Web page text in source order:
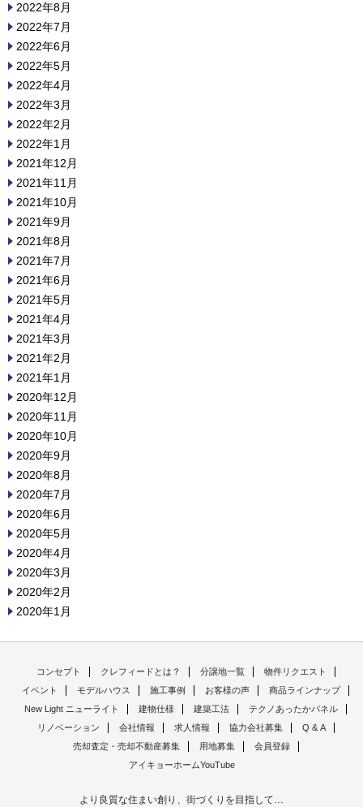
2022年8月
2022年7月
2022年6月
2022年5月
2022年4月
2022年3月
2022年2月
2022年1月
2021年12月
2021年11月
2021年10月
2021年9月
2021年8月
2021年7月
2021年6月
2021年5月
2021年4月
2021年3月
2021年2月
2021年1月
2020年12月
2020年11月
2020年10月
2020年9月
2020年8月
2020年7月
2020年6月
2020年5月
2020年4月
2020年3月
2020年2月
2020年1月
コンセプト クレフィードとは？ 分譲地一覧
物件リクエスト
イベント
モデルハウス 施工事例 お客様の声
商品ラインナップ
New Light ニューライト
建物仕様 建築工法
テクノあったかパネル
リノベーション
会社情報 求人情報 協力会社募集
Q & A
売却査定・売却不動産募集
用地募集
会員登録
アイキョーホームYouTube
より良質な住まい創り、街づくりを目指して…